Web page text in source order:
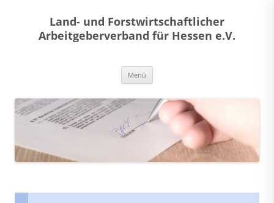
Land- und Forstwirtschaftlicher
Arbeitgeberverband für Hessen e.V.
Menü